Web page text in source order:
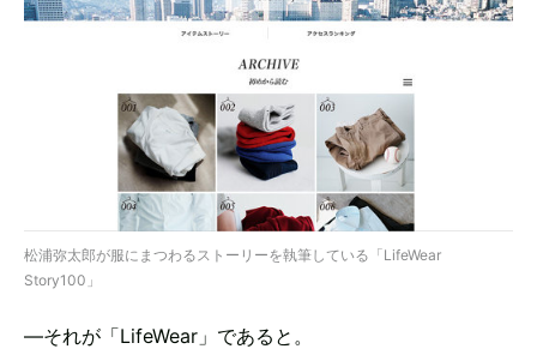
松浦弥太郎が服にまつわるストーリーを執筆している「LifeWear
Story100」
—それが「LifeWear」であると。